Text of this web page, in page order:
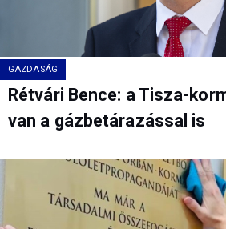
GAZDASÁG
Rétvári Bence: a Tisza-
van a gázbetárazással is